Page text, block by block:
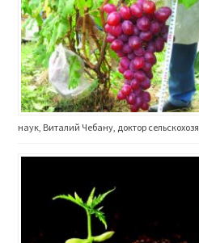
наук, Виталий Чебану, доктор